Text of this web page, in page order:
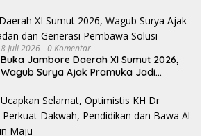
8 Juli 2026 0 Komentar
Buka Jambore Daerah XI Sumut 2026,
Wagub Surya Ajak Pramuka Jadi